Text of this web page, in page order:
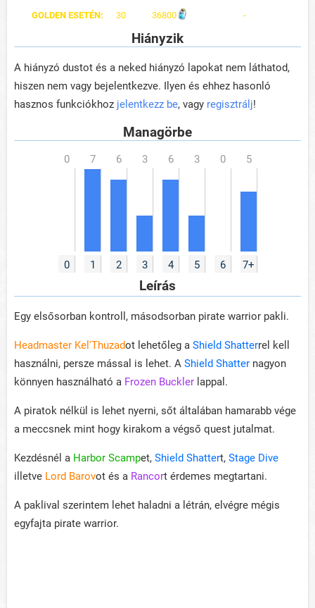
GOLDEN ESETÉN:
30 36800 -
Hiányzik
A hiányzó dustot és a neked hiányzó lapokat nem láthatod,
hiszen nem vagy bejelentkezve. Ilyen és ehhez hasonló
hasznos funkciókhoz jelentkezz be, vagy regisztrálj!
Managörbe
0 1 2 3 4 5 6 7+
Leírás
Egy elsősorban kontroll, másodsorban pirate warrior pakli.
Headmaster Kel'Thuzadot lehetőleg a Shield Shatterrel kell
használni, persze mással is lehet. A Shield Shatter nagyon
könnyen használható a Frozen Buckler lappal.
A piratok nélkül is lehet nyerni, sőt általában hamarabb vége
a meccsnek mint hogy kirakom a végső quest jutalmat.
Kezdésnél a Harbor Scampet, Shield Shattert, Stage Dive
illetve Lord Barovot és a Rancort érdemes megtartani.
A paklival szerintem lehet haladni a létrán, elvégre mégis
egyfajta pirate warrior.